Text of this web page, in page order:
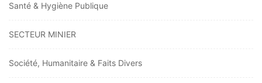
Santé & Hygiène Publique
SECTEUR MINIER
Société, Humanitaire & Faits Divers